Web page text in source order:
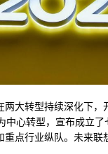
大转型持续深化下
中心转型，宣布成立
点行业纵队。未来